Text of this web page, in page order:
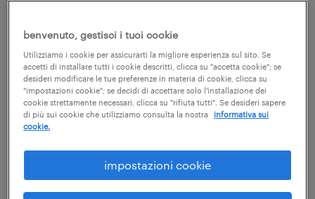
rimuovi filtri +
categoria
sicurezza +
sotto categoria
benvenuto, gestisci i tuoi cookie
Utilizziamo i cookie per assicurarti la migliore esperienza sul sito. Se
accetti di installare tutti i cookie descritti, clicca su "accetta cookie"; se
desideri modificare le tue preferenze in materia di cookie, clicca su
"impostazioni cookie"; se decidi di accettare solo l'installazione dei
cookie strettamente necessari, clicca su "rifiuta tutti". Se desideri sapere
di più sui cookie che utilizziamo consulta la nostra
informativa sui
cookie.
impostazioni cookie